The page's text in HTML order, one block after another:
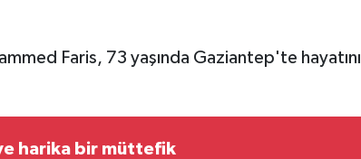
Faris, 73 yaşında Gaziantep'te hayatını
harika bir müttefik